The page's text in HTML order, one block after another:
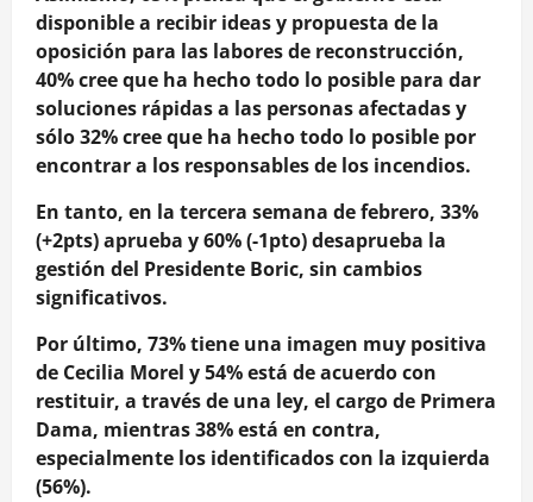
disponible a recibir ideas y propuesta de la
oposición para las labores de reconstrucción,
40% cree que ha hecho todo lo posible para dar
soluciones rápidas a las personas afectadas y
sólo 32% cree que ha hecho todo lo posible por
encontrar a los responsables de los incendios.
En tanto, en la tercera semana de febrero, 33%
(+2pts) aprueba y 60% (-1pto) desaprueba la
gestión del Presidente Boric, sin cambios
significativos.
Por último, 73% tiene una imagen muy positiva
de Cecilia Morel y 54% está de acuerdo con
restituir, a través de una ley, el cargo de Primera
Dama, mientras 38% está en contra,
especialmente los identificados con la izquierda
(56%).